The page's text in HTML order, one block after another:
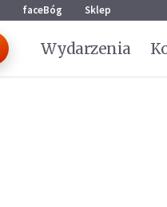
faceBóg Sklep
Wydarzenia